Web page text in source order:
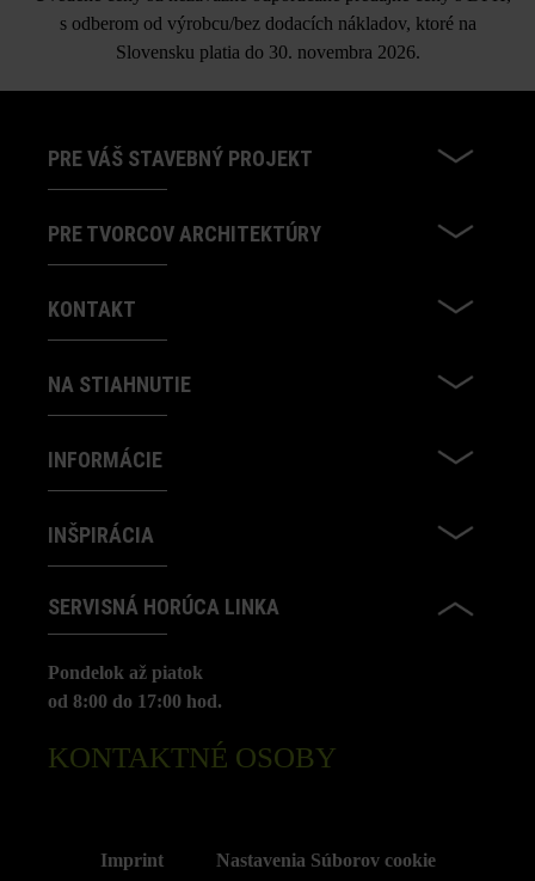
s odberom od výrobcu/bez dodacích nákladov, ktoré na
Slovensku platia do 30. novembra 2026.
PRE VÁŠ STAVEBNÝ PROJEKT
PRE TVORCOV ARCHITEKTÚRY
KONTAKT
NA STIAHNUTIE
INFORMÁCIE
INŠPIRÁCIA
SERVISNÁ HORÚCA LINKA
Pondelok až piatok
od 8:00 do 17:00 hod.
KONTAKTNÉ OSOBY
Imprint Nastavenia Súborov cookie